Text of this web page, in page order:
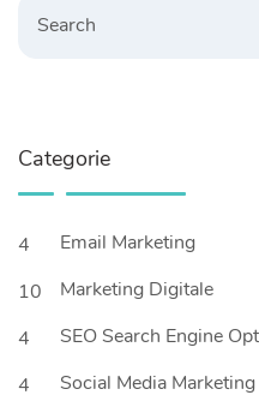
Categorie
4
Email Marketing
10
Marketing Digitale
4
SEO Search Engine
4
Social Media Marketing